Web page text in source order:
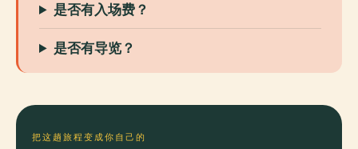
是否有入场费？
是否有导览？
把这趟旅程变成你自己的